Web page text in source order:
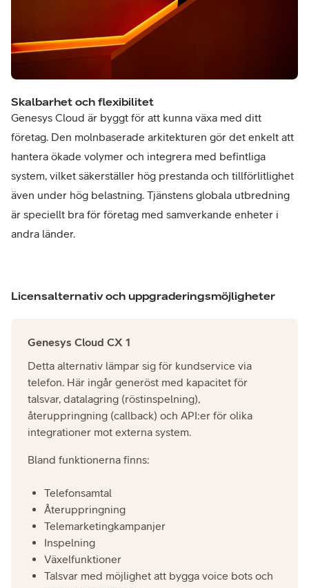
Skalbarhet och flexibilitet
Genesys Cloud är byggt för att kunna växa med ditt
företag. Den molnbaserade arkitekturen gör det enkelt att
hantera ökade volymer och integrera med befintliga
system, vilket säkerställer hög prestanda och tillförlitlighet
även under hög belastning. Tjänstens globala utbredning
är speciellt bra för företag med samverkande enheter i
andra länder.
Licensalternativ och uppgraderingsmöjligheter
Genesys Cloud CX 1
Detta alternativ lämpar sig för kundservice via
telefon. Här ingår generöst med kapacitet för
talsvar, datalagring (röstinspelning),
återuppringning (callback) och API:er för olika
integrationer mot externa system.
Bland funktionerna finns:
Telefonsamtal
Återuppringning
Telemarketingkampanjer
Inspelning
Växelfunktioner
Talsvar med möjlighet att bygga voice bots och